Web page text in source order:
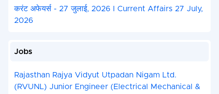
करंट अफेयर्स - 27 जुलाई, 2026 I Current Affairs 27 July,
2026
Jobs
Rajasthan Rajya Vidyut Utpadan Nigam Ltd.
(RVUNL) Junior Engineer (Electrical Mechanical &